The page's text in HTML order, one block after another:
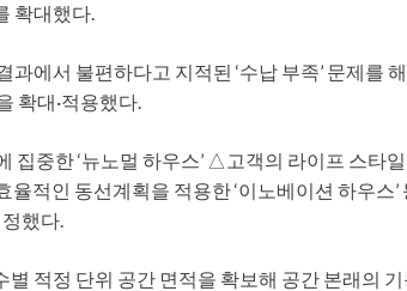
확대했다.
과에서 불편하다고 지적된 ‘수납 부족’ 문제를
확대·적용했다.
중한 ‘뉴노멀 하우스’ △고객의 라이프 스타
율적인 동선계획을 적용한 ‘이노베이션 하우스
했다.
별 적정 단위 공간 면적을 확보해 공간 본래의